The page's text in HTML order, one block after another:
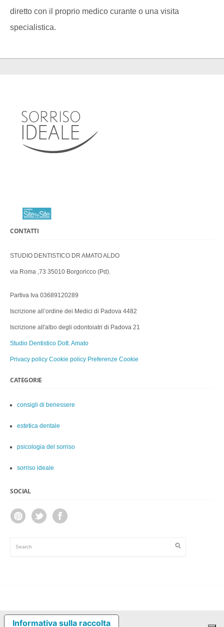
diretto con il proprio medico curante o una visita
specialistica.
CONTATTI
STUDIO DENTISTICO DR AMATO ALDO
via Roma ,73 35010 Borgoricco (Pd).
Partiva Iva 03689120289
Iscrizione all’ordine dei Medici di Padova 4482
Iscrizione all'albo degli odontoiatri di Padova 21
Studio Dentistico Dott. Amato
Privacy policy Cookie policy Preferenze Cookie
CATEGORIE
consigli di benessere
estetica dentale
psicologia del sorriso
sorriso ideale
SOCIAL
Informativa sulla raccolta